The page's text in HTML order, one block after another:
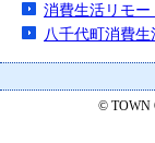
消費生活リモ
八千代町消費
© TOWN